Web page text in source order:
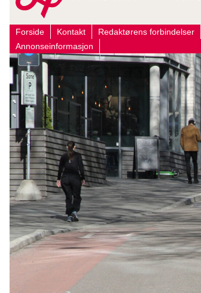
Forside Kontakt Redaktørens forbindelser
Annonseinformasjon